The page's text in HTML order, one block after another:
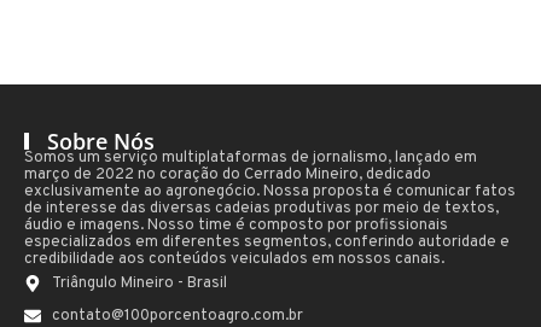
Sobre Nós
Somos um serviço multiplataformas de jornalismo, lançado em
março de 2022 no coração do Cerrado Mineiro, dedicado
exclusivamente ao agronegócio. Nossa proposta é comunicar fatos
de interesse das diversas cadeias produtivas por meio de textos,
áudio e imagens. Nosso time é composto por profissionais
especializados em diferentes segmentos, conferindo autoridade e
credibilidade aos conteúdos veiculados em nossos canais.
Triângulo Mineiro - Brasil
contato@100porcentoagro.com.br